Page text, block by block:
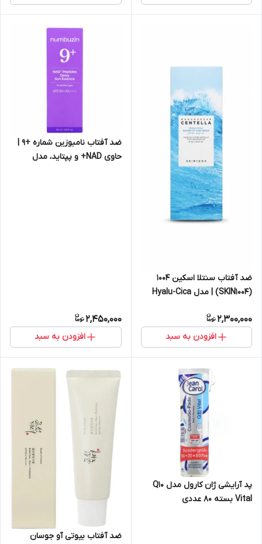
ضد آفتاب سنتلا اسکین ۱۰۰۴
(SKIN1004) | مدل Hyalu-Cica
2,300,000
افزودن به سبد
ضد آفتاب نامبوزین شماره +9 |
حاوی NAD+ و پپتاید، مدل
2,450,000
افزودن به سبد
پد آرایشی ژان کارول مدل Q10
Vital بسته 80 عددی
ضد آفتاب بیوتی آو جوسان